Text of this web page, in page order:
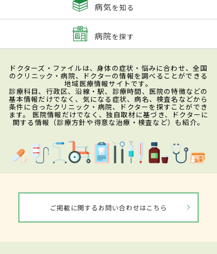
病気を知る
病院を探す
ドクターズ・ファイルは、身体の症状・悩みに合わせ、全国
のクリニック・病院、ドクターの情報を調べることができる
地域医療情報サイトです。
診療科目、行政区、沿線・駅、診療時間、医院の特徴などの
基本情報だけでなく、気になる症状、病名、検査名などから
条件に合ったクリニック・病院、ドクターを探すことができ
ます。 医院情報だけでなく、独自取材に基づき、ドクターに
関する情報（診療方針や得意な治療・検査など）も紹介。
ご掲載に関するお問い合わせはこちら